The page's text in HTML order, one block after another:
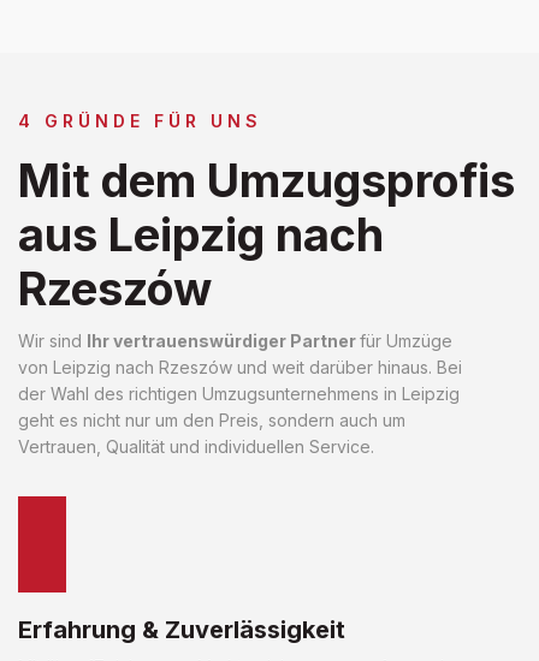
4 GRÜNDE FÜR UNS
Mit dem Umzugsprofis
aus Leipzig nach
Rzeszów
Wir sind Ihr vertrauenswürdiger Partnerfür Umzüge
von Leipzig nach Rzeszów und weit darüber hinaus. Bei
der Wahl des richtigen Umzugsunternehmens in Leipzig
geht es nicht nur um den Preis, sondern auch um
Vertrauen, Qualität und individuellen Service.
Erfahrung & Zuverlässigkeit